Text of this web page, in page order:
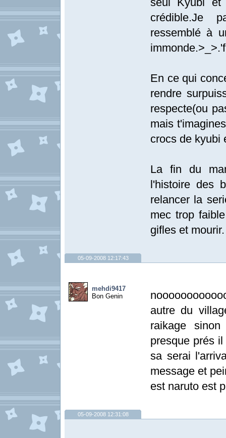
crédible.Je
ressemblé à
En ce qui
rendre
respecte(ou
mais
crocs de kyubi
La fin du
l'histoire des
relancer la
mec trop
gifles et mourir.
05-09-2008 12:17:43
mehdi9417
Bon Genin
autre du
raikage
presque prés
sa serai
message et
est naruto est
05-09-2008 12:31:08